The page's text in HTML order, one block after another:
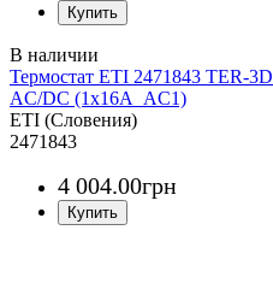
Термостат ETI 2471843 TER-
AC/DC (1x16A_AC1)
ETI (Словения)
2471843
4 004.00грн